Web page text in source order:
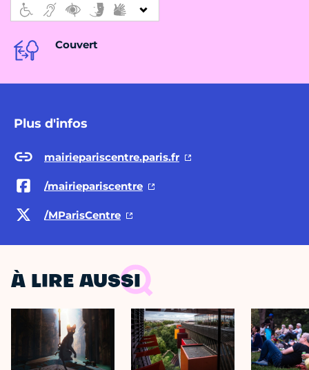
Couvert
Plus d'infos
mairiepariscentre.paris.fr
/mairiepariscentre
/MParisCentre
À LIRE AUSSI